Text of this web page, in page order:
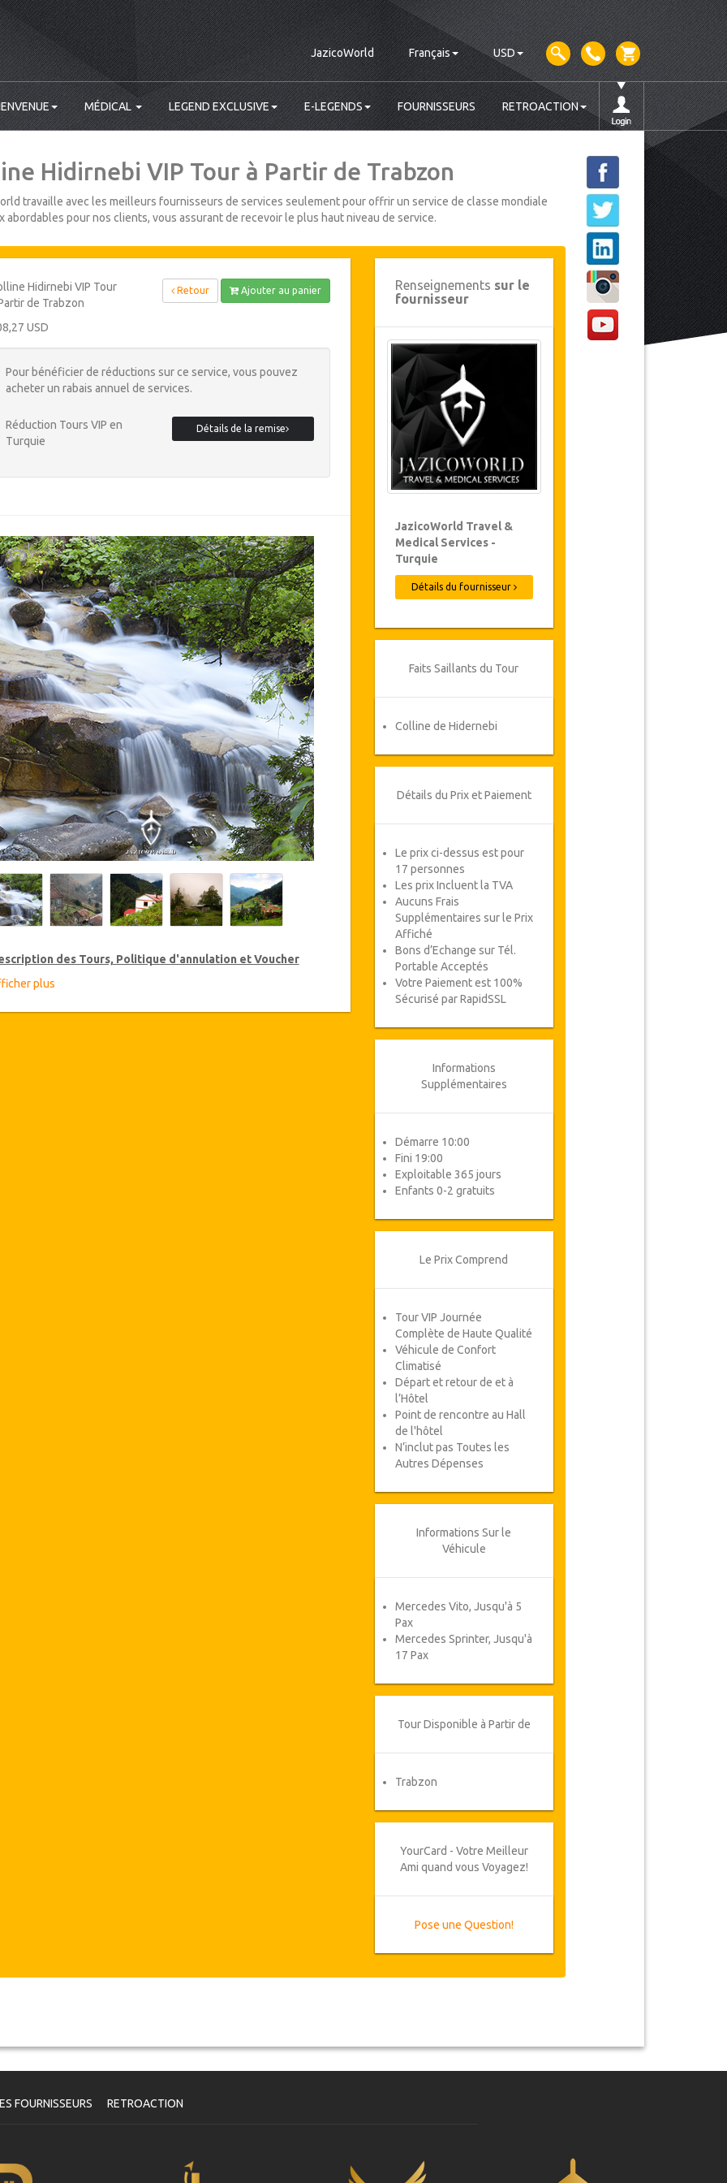
JazicoWorld Français USD
MÉDICAL LEGEND EXCLUSIVE E-LEGENDS FOURNISSEURS RETROACTION
Hidirnebi VIP Tour à Partir de Trabzon
travaille avec les meilleurs fournisseurs de services seulement pour offrir un service de classe mondiale
abordables pour nos clients, vous assurant de recevoir le plus haut niveau de service.
Hidirnebi VIP Tour
de Trabzon
USD
Retour Ajouter au panier
Pour bénéficier de réductions sur ce service, vous pouvez
acheter un rabais annuel de services.
Réduction Tours VIP en
Turquie
Détails de la remise
des Tours, Politique d'annulation et Voucher
sur les Tours VIP
plus
Renseignements sur le
fournisseur
JazicoWorld Travel &
Medical Services -
Turquie
Détails du fournisseur
Faits Saillants du Tour
Colline de Hidernebi
Détails du Prix et Paiement
Le prix ci-dessus est pour
17 personnes
Les prix Incluent la TVA
Aucuns Frais
Supplémentaires sur le Prix
Affiché
Bons d’Echange sur Tél.
Portable Acceptés
Votre Paiement est 100%
Sécurisé par RapidSSL
Informations
Supplémentaires
Démarre 10:00
Fini 19:00
Exploitable 365 jours
Enfants 0-2 gratuits
Le Prix Comprend
Tour VIP Journée
Complète de Haute Qualité
Véhicule de Confort
Climatisé
Départ et retour de et à
l’Hôtel
Point de rencontre au Hall
de l'hôtel
N’inclut pas Toutes les
Autres Dépenses
Informations Sur le
Véhicule
Mercedes Vito, Jusqu'à 5
Pax
Mercedes Sprinter, Jusqu'à
17 Pax
Tour Disponible à Partir de
Trabzon
YourCard - Votre Meilleur
Ami quand vous Voyagez!
Pose une Question!
FOURNISSEURS RETROACTION